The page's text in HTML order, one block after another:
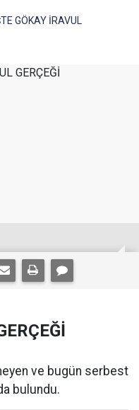
GÖKAY İRAVUL
ve bugün serbest
bulundu.